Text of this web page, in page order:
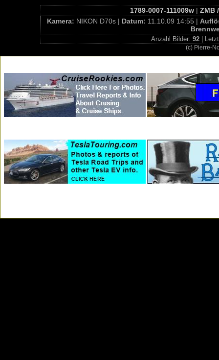
1789-0007-111009w| ZMB
Kamera: NIKON D70s | Datum: 11.10.09 14:55 |
Anzahl Bilder: 92 |
(c) Pierre-